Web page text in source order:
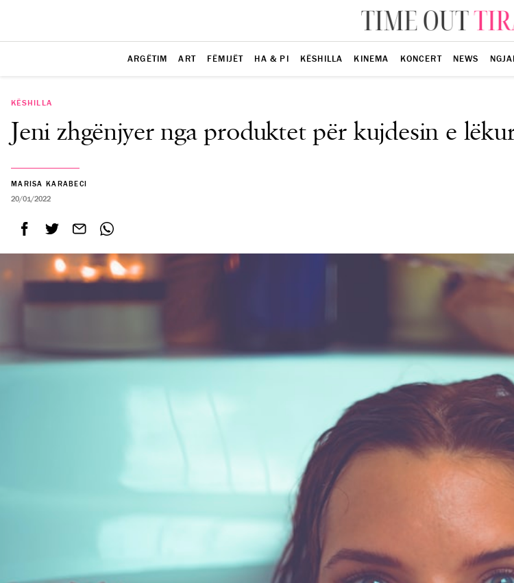
ARGËTIM ART FËMIJËT HA & PI KËSHILLA KINEMA KONCERT NEWS
KËSHILLA
Jeni zhgënjyer nga produktet për kujdesin e
MARISA KARABECI
20/01/2022